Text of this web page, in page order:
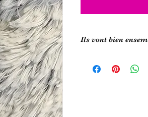
Ils vont bien
- Super food et